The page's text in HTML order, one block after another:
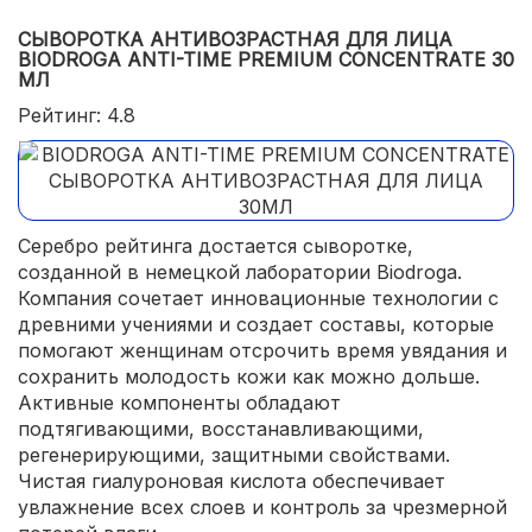
СЫВОРОТКА АНТИВОЗРАСТНАЯ ДЛЯ ЛИЦА
BIODROGA ANTI-TIME PREMIUM CONCENTRATE 30
МЛ
Рейтинг: 4.8
Серебро рейтинга достается сыворотке,
созданной в немецкой лаборатории Biodroga.
Компания сочетает инновационные технологии с
древними учениями и создает составы, которые
помогают женщинам отсрочить время увядания и
сохранить молодость кожи как можно дольше.
Активные компоненты обладают
подтягивающими, восстанавливающими,
регенерирующими, защитными свойствами.
Чистая гиалуроновая кислота обеспечивает
увлажнение всех слоев и контроль за чрезмерной